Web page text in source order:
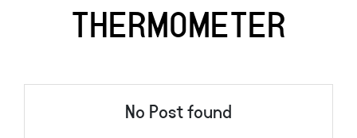
THERMOMETER
No Post found